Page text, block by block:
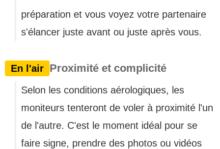
préparation et vous voyez votre partenaire
s'élancer juste avant ou juste après vous.
En l'air Proximité et complicité
Selon les conditions aérologiques, les
moniteurs tenteront de voler à proximité l'un
de l'autre. C'est le moment idéal pour se
faire signe, prendre des photos ou vidéos